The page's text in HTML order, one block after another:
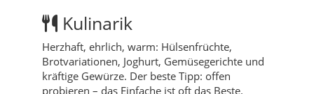
Kulinarik
Herzhaft, ehrlich, warm: Hülsenfrüchte,
Brotvariationen, Joghurt, Gemüsegerichte und
kräftige Gewürze. Der beste Tipp: offen
probieren – das Einfache ist oft das Beste.